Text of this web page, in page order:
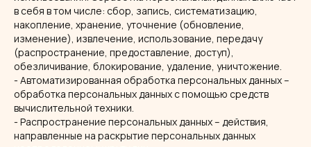
в себя в том числе: сбор, запись, систематизацию,
накопление, хранение, уточнение (обновление,
изменение), извлечение, использование, передачу
(распространение, предоставление, доступ),
обезличивание, блокирование, удаление, уничтожение.
- Автоматизированная обработка персональных данных –
обработка персональных данных с помощью средств
вычислительной техники.
- Распространение персональных данных – действия,
направленные на раскрытие персональных данных